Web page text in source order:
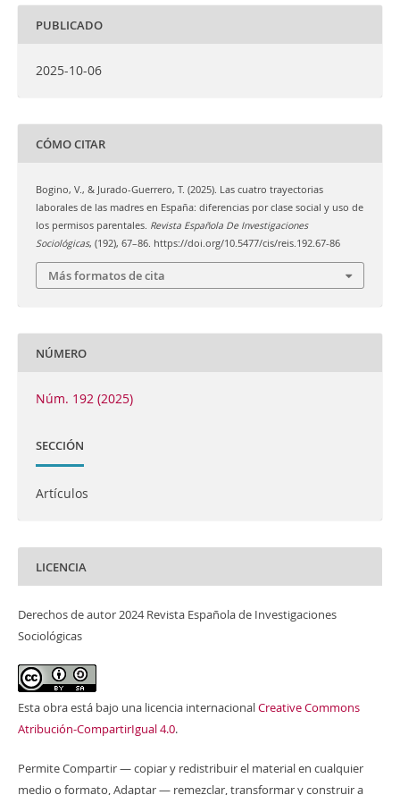
PUBLICADO
2025-10-06
CÓMO CITAR
Bogino, V., & Jurado-Guerrero, T. (2025). Las cuatro trayectorias
laborales de las madres en España: diferencias por clase social y uso de
los permisos parentales. Revista Española De Investigaciones
Sociológicas, (192), 67–86. https://doi.org/10.5477/cis/reis.192.67-86
Más formatos de cita
NÚMERO
Núm. 192 (2025)
SECCIÓN
Artículos
LICENCIA
Derechos de autor 2024 Revista Española de Investigaciones
Sociológicas
Esta obra está bajo una licencia internacionalCreative Commons
Atribución-CompartirIgual 4.0.
Permite Compartir — copiar y redistribuir el material en cualquier
medio o formato, Adaptar — remezclar, transformar y construir a